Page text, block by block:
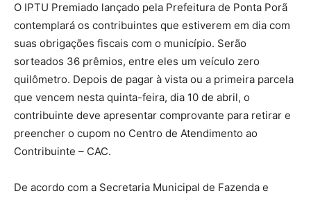
O IPTU Premiado lançado pela Prefeitura de Ponta Porã
contemplará os contribuintes que estiverem em dia com
suas obrigações fiscais com o município. Serão
sorteados 36 prêmios, entre eles um veículo zero
quilômetro. Depois de pagar à vista ou a primeira parcela
que vencem nesta quinta-feira, dia 10 de abril, o
contribuinte deve apresentar comprovante para retirar e
preencher o cupom no Centro de Atendimento ao
Contribuinte – CAC.
De acordo com a Secretaria Municipal de Fazenda e